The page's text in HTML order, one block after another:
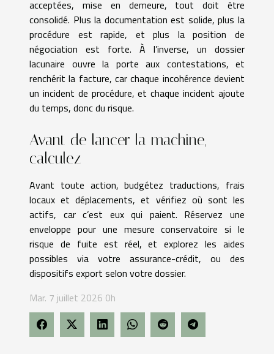
acceptées, mise en demeure, tout doit être
consolidé. Plus la documentation est solide, plus la
procédure est rapide, et plus la position de
négociation est forte. À l’inverse, un dossier
lacunaire ouvre la porte aux contestations, et
renchérit la facture, car chaque incohérence devient
un incident de procédure, et chaque incident ajoute
du temps, donc du risque.
Avant de lancer la machine,
calculez
Avant toute action, budgétez traductions, frais
locaux et déplacements, et vérifiez où sont les
actifs, car c’est eux qui paient. Réservez une
enveloppe pour une mesure conservatoire si le
risque de fuite est réel, et explorez les aides
possibles via votre assurance-crédit, ou des
dispositifs export selon votre dossier.
Mar. 7 juillet 2026 0h